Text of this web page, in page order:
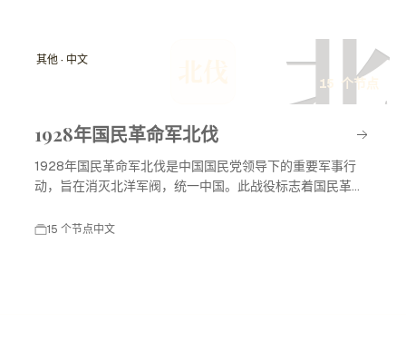
北
其他 · 中文
15 个节点
1928年国民革命军北伐
1928年国民革命军北伐是中国国民党领导下的重要军事行
动，旨在消灭北洋军阀，统一中国。此战役标志着国民革命
15 个节点中文